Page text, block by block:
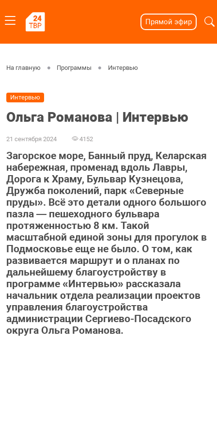
Прямой эфир
На главную Программы Интервью
Интервью
Ольга Романова | Интервью
21 сентября 2024 4152
Загорское море, Банный пруд, Келарская
набережная, променад вдоль Лавры,
Дорога к Храму, Бульвар Кузнецова,
Дружба поколений, парк «Северные
пруды». Всё это детали одного большого
пазла — пешеходного бульвара
протяженностью 8 км. Такой
масштабной единой зоны для прогулок в
Подмосковье еще не было. О том, как
развивается маршрут и о планах по
дальнейшему благоустройству в
программе «Интервью» рассказала
начальник отдела реализации проектов
управления благоустройства
администрации Сергиево-Посадского
округа Ольга Романова.